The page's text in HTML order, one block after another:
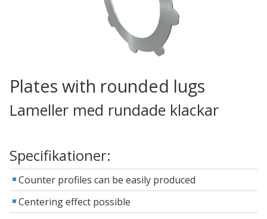
Plates with rounded lugs
Lameller med rundade klackar
Specifikationer:
Counter profiles can be easily produced
Centering effect possible